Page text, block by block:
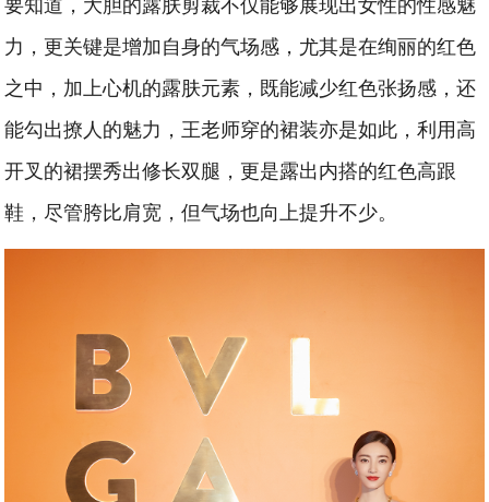
力，更关键是增加自身的气场感，尤其是在绚丽的红色
之中，加上心机的露肤元素，既能减少红色张扬感，还
能勾出撩人的魅力，王老师穿的裙装亦是如此，利用高
开叉的裙摆秀出修长双腿，更是露出内搭的红色高跟
鞋，尽管胯比肩宽，但气场也向上提升不少。